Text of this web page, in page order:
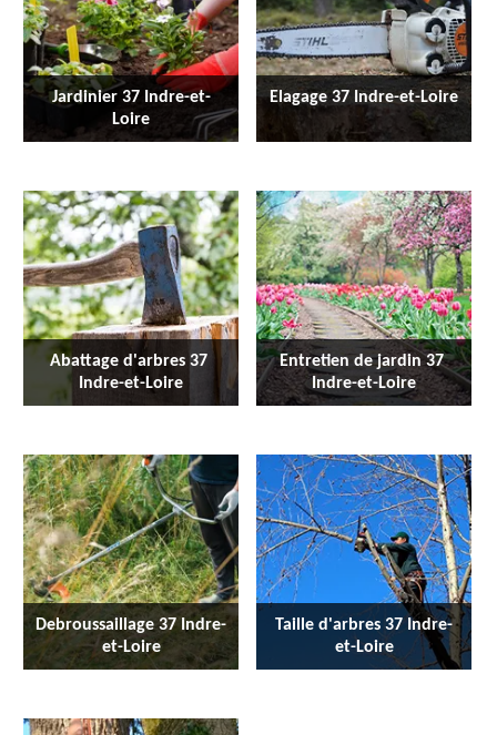
Jardinier 37 Indre-et-
Loire
Elagage 37 Indre-et-Loire
Abattage d'arbres 37
Indre-et-Loire
Entretien de jardin 37
Indre-et-Loire
Debroussaillage 37 Indre-
et-Loire
Taille d'arbres 37 Indre-
et-Loire